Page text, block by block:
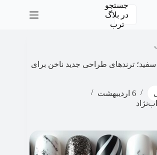
جستجو
در بلاگ
ترب
ترندهای طراحی جدید ناخن برای
6 اردیبهشت